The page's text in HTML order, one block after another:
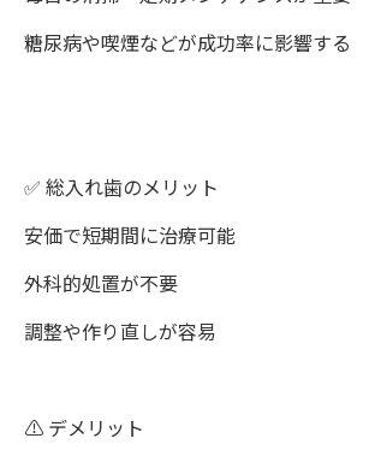
糖尿病や喫煙などが成功率に影響する
✅ 総入れ歯のメリット
安価で短期間に治療可能
外科的処置が不要
調整や作り直しが容易
⚠️ デメリット